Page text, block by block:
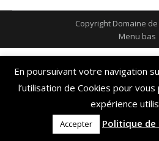
FacebookTwitter
Copyright Domaine
Menu bas
En poursuivant votre navigation
l’utilisation de Cookies pour
expérience
Accepter Politique